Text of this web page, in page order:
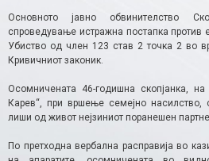
Основното јавно обвинителство
спроведување истражна постапка
Убиство од член 123 став 2 точка 2 во
Кривичниот законик.
Осомничената 46-годишна скопјанка,
Карев“, при вршење семејно
лиши од живот нејзиниот поранешен
По претходна вербална расправија во